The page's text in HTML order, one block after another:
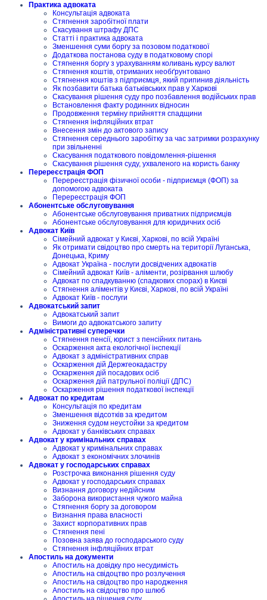
Практика адвоката
Консультація адвоката
Стягнення заробітної плати
Скасування штрафу ДПС
Статті і практика адвоката
Зменшення суми боргу за позовом податкової
Додаткова постанова суду в податковому спорі
Стягнення боргу з урахуванням коливань курсу валют
Стягнення коштів, отриманих необґрунтовано
Стягнення коштів з підприємця, який припинив діяльність
Як позбавити батька батьківських прав у Харкові
Скасування рішення суду про позбавлення водійських прав
Встановлення факту родинних відносин
Продовження терміну прийняття спадщини
Стягнення інфляційних втрат
Внесення змін до актового запису
Стягнення середнього заробітку за час затримки розрахунку
при звільненні
Скасування податкового повідомлення-рішення
Скасування рішення суду, ухваленого на користь банку
Перереєстрація ФОП
Перереєстрація фізичної особи - підприємця (ФОП) за
допомогою адвоката
Перереєстрація ФОП
Абонентське обслуговування
Абонентське обслуговування приватних підприємців
Абонентське обслуговування для юридичних осіб
Адвокат Київ
Сімейний адвокат у Києві, Харкові, по всій Україні
Як отримати свідоцтво про смерть на території Луганська,
Донецька, Криму
Адвокат Україна - послуги досвідчених адвокатів
Сімейний адвокат Київ - аліменти, розірвання шлюбу
Адвокат по спадкуванню (спадкових спорах) в Києві
Стягнення аліментів у Києві, Харкові, по всій Україні
Адвокат Київ - послуги
Адвокатський запит
Адвокатський запит
Вимоги до адвокатського запиту
Адміністративні суперечки
Стягнення пенсії, юрист з пенсійних питань
Оскарження акта екологічної інспекції
Адвокат з адміністративних справ
Оскарження дій Держгеокадастру
Оскарження дій посадових осіб
Оскарження дій патрульної поліції (ДПС)
Оскарження рішення податкової інспекції
Адвокат по кредитам
Консультація по кредитам
Зменшення відсотків за кредитом
Зниження судом неустойки за кредитом
Адвокат у банківських справах
Адвокат у кримінальних справах
Адвокат у кримінальних справах
Адвокат з економічних злочинів
Адвокат у господарських справах
Розстрочка виконання рішення суду
Адвокат у господарських справах
Визнання договору недійсним
Заборона використання чужого майна
Стягнення боргу за договором
Визнання права власності
Захист корпоративних прав
Стягнення пені
Позовна заява до господарського суду
Стягнення інфляційних втрат
Апостиль на документи
Апостиль на довідку про несудимість
Апостиль на свідоцтво про розлучення
Апостиль на свідоцтво про народження
Апостиль на свідоцтво про шлюб